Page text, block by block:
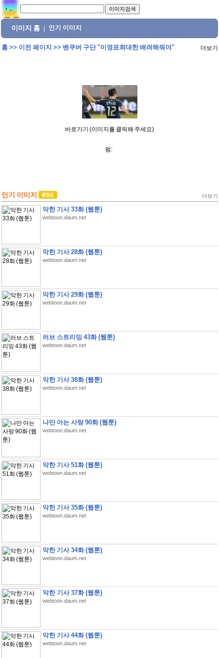
이미지 홈 인기 이미지
홈>> 이전 페이지 >> 밴쿠버 구단 "이영표최대한 배려해줘야" 더보기
바로가기 (이미지를 클릭해 주세요)
펌:
인기 이미지 더보기
악한 기사 33화 (웹툰)
webtoon.daum.net
악한 기사 28화 (웹툰)
webtoon.daum.net
악한 기사 29화 (웹툰)
webtoon.daum.net
러브 스트리밍 43화 (웹툰)
webtoon.daum.net
악한 기사 38화 (웹툰)
webtoon.daum.net
나만 아는 사랑 90화 (웹툰)
webtoon.daum.net
악한 기사 51화 (웹툰)
webtoon.daum.net
악한 기사 35화 (웹툰)
webtoon.daum.net
악한 기사 34화 (웹툰)
webtoon.daum.net
악한 기사 37화 (웹툰)
webtoon.daum.net
악한 기사 44화 (웹툰)
webtoon.daum.net